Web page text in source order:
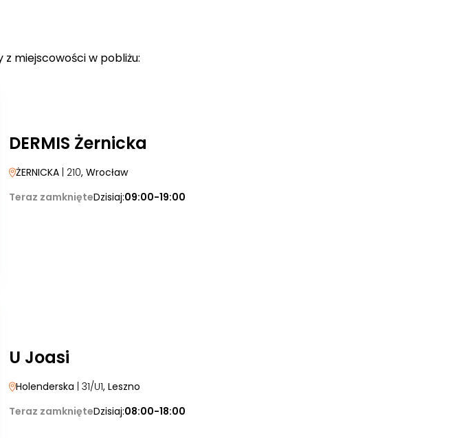
miejscowości w pobliżu:
DERMIS Żernicka
ŻERNICKA | 210, Wrocław
Teraz zamknięteDzisiaj:09:00-19:00
U Joasi
Holenderska | 31/U1, Leszno
Teraz zamknięteDzisiaj:08:00-18:00